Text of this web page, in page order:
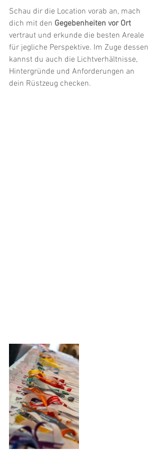
Schau dir die Location vorab an, mach
dich mit den Gegebenheiten vor Ort
vertraut und erkunde die besten Areale
für jegliche Perspektive. Im Zuge dessen
kannst du auch die Lichtverhältnisse,
Hintergründe und Anforderungen an
dein Rüstzeug checken.